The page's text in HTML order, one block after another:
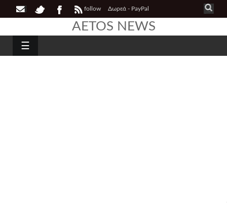
follow Δωρεά - PayPal
AETOS NEWS
☰